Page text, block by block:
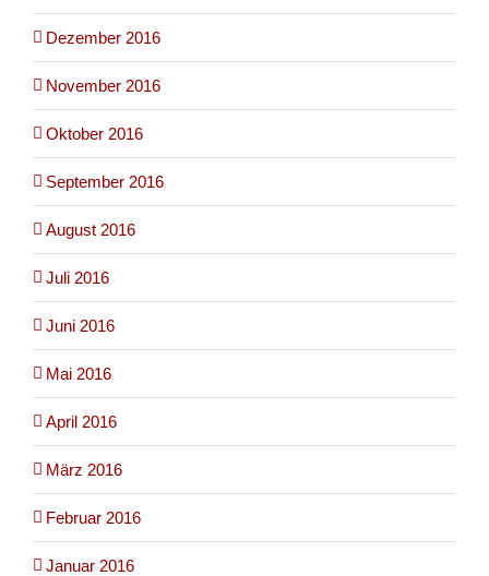
Dezember 2016
November 2016
Oktober 2016
September 2016
August 2016
Juli 2016
Juni 2016
Mai 2016
April 2016
März 2016
Februar 2016
Januar 2016